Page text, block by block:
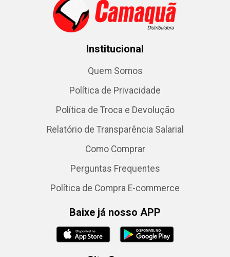
Institucional
Quem Somos
Política de Privacidade
Política de Troca e Devolução
Relatório de Transparência Salarial
Como Comprar
Perguntas Frequentes
Política de Compra E-commerce
Baixe já nosso APP